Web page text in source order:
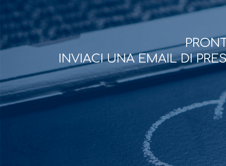
INVIACI UNA EMAIL DI